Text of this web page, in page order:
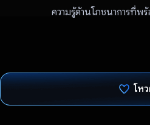
ความรู้ด้านโภชนาการที่
โห